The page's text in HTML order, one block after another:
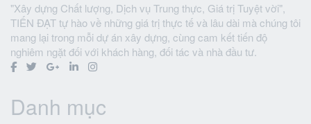
"Xây dựng Chất lượng, Dịch vụ Trung thực, Giá trị Tuyệt vời",
TIẾN ĐẠT tự hào về những giá trị thực tế và lâu dài mà chúng tôi
mang lại trong mỗi dự án xây dựng, cùng cam kết tiến độ
nghiêm ngặt đối với khách hàng, đối tác và nhà đầu tư.
Danh mục